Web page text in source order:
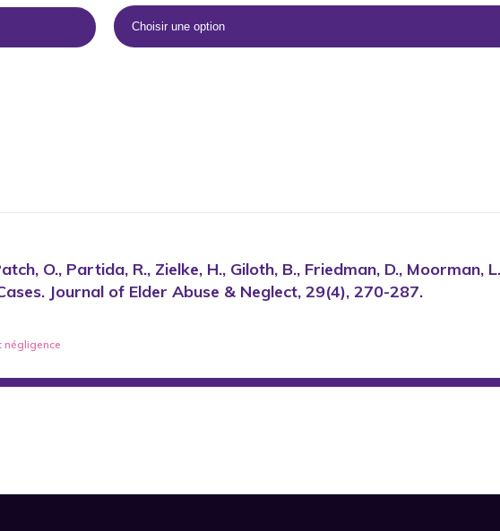
O., Partida, R., Zielke, H., Giloth, B., Friedman, D.,
Journal of Elder Abuse & Neglect, 29(4), 270-287.
négligence